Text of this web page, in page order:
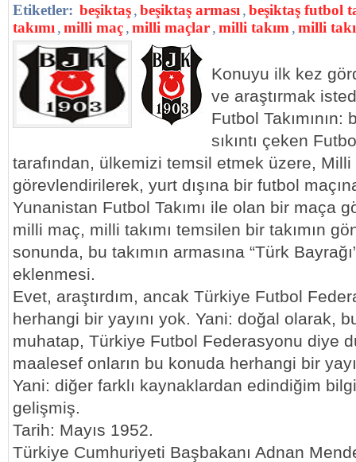
Etiketler: beşiktaş,beşiktaş arması ,beşiktaş futbol
takımı ,milli maç,milli maçlar,milli takım ,milli
Konuyu ilk kez
ve araştırmak
Futbol
sıkıntı çeken
tarafından, ülkemizi temsil etmek üzere, Milli
görevlendirilerek, yurt dışına bir futbol
Yunanistan Futbol Takımı ile olan bir maça
milli maç, milli takımı temsilen bir takımın
sonunda, bu takımın armasına “Türk
eklenmesi.
Evet, araştırdım, ancak Türkiye Futbol
herhangi bir yayını yok. Yani: doğal olarak,
muhatap, Türkiye Futbol Federasyonu diye
maalesef onların bu konuda herhangi bir
Yani: diğer farklı kaynaklardan edindiğim
gelişmiş.
Tarih: Mayıs 1952.
Türkiye Cumhuriyeti Başbakanı Adnan